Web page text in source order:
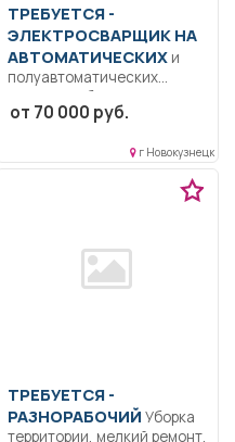
ТРЕБУЕТСЯ -
ЭЛЕКТРОСВАРЩИК НА
АВТОМАТИЧЕСКИХи
полуавтоматических
машинах Образование:
Среднее
металлоконструкций.....
от 70 000 руб.
г Новокузнецк
ТРЕБУЕТСЯ -
РАЗНОРАБОЧИЙ
территории, мелкий ремонт,